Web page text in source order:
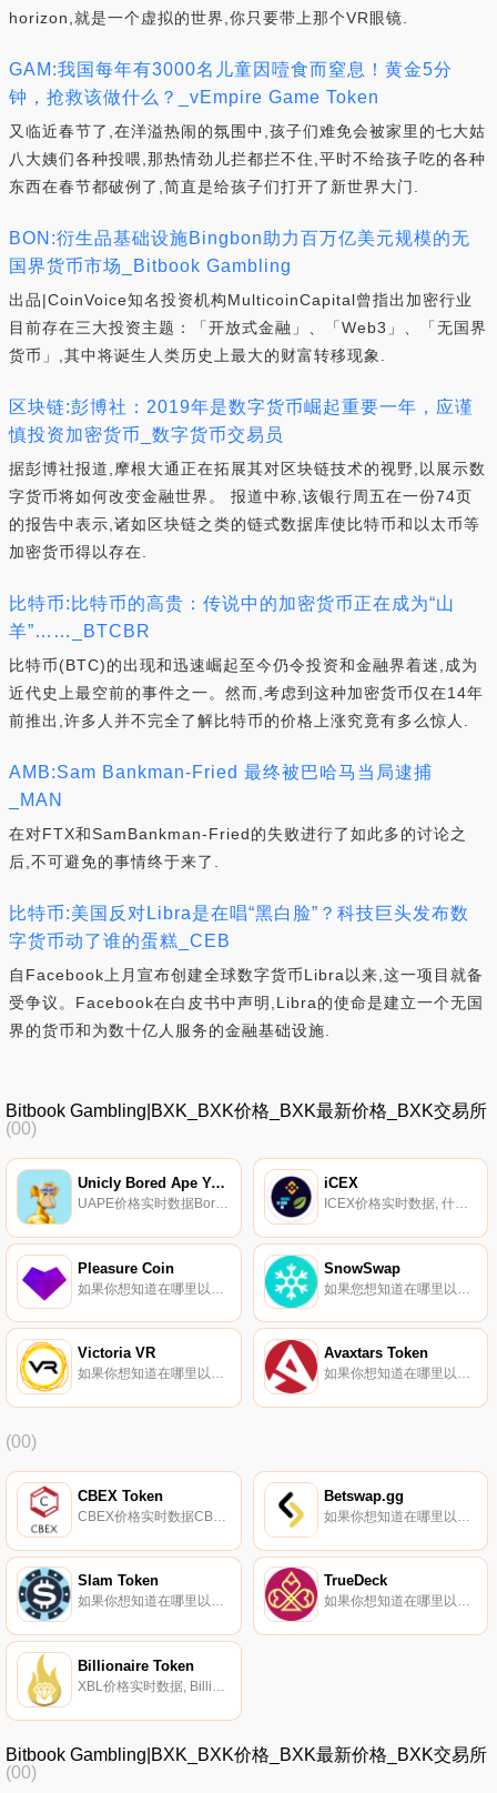
horizon,就是一个虚拟的世界,你只要带上那个VR眼镜.
GAM:我国每年有3000名儿童因噎食而窒息！黄金5分
钟，抢救该做什么？_vEmpire Game Token
又临近春节了,在洋溢热闹的氛围中,孩子们难免会被家里的七大姑
八大姨们各种投喂,那热情劲儿拦都拦不住,平时不给孩子吃的各种
东西在春节都破例了,简直是给孩子们打开了新世界大门.
BON:衍生品基础设施Bingbon助力百万亿美元规模的无
国界货币市场_Bitbook Gambling
出品|CoinVoice知名投资机构MulticoinCapital曾指出加密行业
目前存在三大投资主题：「开放式金融」、「Web3」、「无国界
货币」,其中将诞生人类历史上最大的财富转移现象.
区块链:彭博社：2019年是数字货币崛起重要一年，应谨
慎投资加密货币_数字货币交易员
据彭博社报道,摩根大通正在拓展其对区块链技术的视野,以展示数
字货币将如何改变金融世界。 报道中称,该银行周五在一份74页
的报告中表示,诸如区块链之类的链式数据库使比特币和以太币等
加密货币得以存在.
比特币:比特币的高贵：传说中的加密货币正在成为“山
羊”……_BTCBR
比特币(BTC)的出现和迅速崛起至今仍令投资和金融界着迷,成为
近代史上最空前的事件之一。然而,考虑到这种加密货币仅在14年
前推出,许多人并不完全了解比特币的价格上涨究竟有多么惊人.
AMB:Sam Bankman-Fried 最终被巴哈马当局逮捕
_MAN
在对FTX和SamBankman-Fried的失败进行了如此多的讨论之
后,不可避免的事情终于来了.
比特币:美国反对Libra是在唱“黑白脸”？科技巨头发布数
字货币动了谁的蛋糕_CEB
自Facebook上月宣布创建全球数字货币Libra以来,这一项目就备
受争议。Facebook在白皮书中声明,Libra的使命是建立一个无国
界的货币和为数十亿人服务的金融基础设施.
Bitbook Gambling|BXK_BXK价格_BXK最新价格_BXK交易所
(00)
Unicly Bored Ape Yacht Club Collection
UAPE价格实时数据Bored Ape Yacht Club是10000个独特的Bored Ape NFT的集合,这些NFT是生活在以太坊区块链上的独特数字收藏品。你的无聊猿兼作你的游艇俱乐部会员卡,并授予会员专属福利,其中第一项是使用the BATHROOM,一个合作涂鸦板.
iCEX
ICEX价格实时数据, 什么是二进制？iCEX是由Synthetix协议启用的反向合成集中式交换索引令牌。它通过Chainlink的去中心化预言机网络提供的价格馈送反向跟踪一篮子集中式交易所代币.
Pleasure Coin SnowSwap
Victoria VR
如果你想知道在哪里以当前价格购买Victoria VR,目前交易{Victoria VR]股票的顶级加密货币交易所是KuCoin、BitMart、Gate.io、HuoVR和HotVRt。您可以在我们的加密货币交易所页面上找到其他列表.
Avaxtars Token
如果你想知道在哪里以当前价格购买Avaxtars Token,目前交易{Avaxtars Token]股票的顶级加密货币交易所是Bitrue、MEXC、LATOKEN、Trader Joe（雪崩）和Pangolin。您可以在我们的加密货币交易所页面上找到其他列表.
(00)
CBEX Token
CBEX价格实时数据CBEX代币是CBEX交易所的本地资产。据报道,持有CBEX代币的用户将根据其持有量占总供应量的百分比每月获得代币股息.
Betswap.gg
Slam Token
如果你想知道在哪里以当前价格购买Slam Token,目前交易{Slam Token]股票的顶级加密货币交易所是PancakeSwap（V2）。您可以在我们的加密货币交易所页面上找到其他列表。SLAM旨在创建一个从平台到创新的NFT收藏和应用程序的产品生态系统.
TrueDeck
如果你想知道在哪里以当前价格购买TrueDeck,目前交易{TrueDeck]股票的顶级加密货币交易所是Mercatox。您可以在我们的加密货币交易所页面上找到其他列表。TrueDeck（TDP）是一种加密货币,在以太坊平台上运行.
Billionaire Token
XBL价格实时数据, Billionaire Token是一种加密货币代币,在EOS平台上运行。大多数其他硬币或代币都有某种挖掘系统。另一方面,Billionaire Token却恰恰相反：它的特点是通货紧缩机制,摧毁了30%的硬币。因此,随着越来越多的人,代币变得越来越稀有.
Bitbook Gambling|BXK_BXK价格_BXK最新价格_BXK交易所
(00)